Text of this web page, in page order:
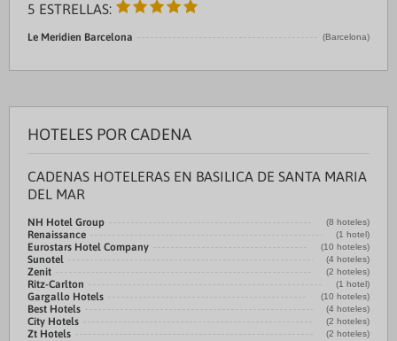
5 ESTRELLAS:
Le Meridien Barcelona (Barcelona)
HOTELES POR CADENA
CADENAS HOTELERAS EN BASILICA DE SANTA MARIA
DEL MAR
NH Hotel Group (8 hoteles)
Renaissance (1 hotel)
Eurostars Hotel Company (10 hoteles)
Sunotel (4 hoteles)
Zenit (2 hoteles)
Ritz-Carlton (1 hotel)
Gargallo Hotels (10 hoteles)
Best Hotels (4 hoteles)
City Hotels (2 hoteles)
Zt Hotels (2 hoteles)